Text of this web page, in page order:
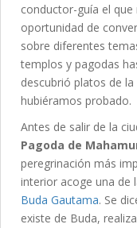
conductor-guía el
oportunidad de
sobre diferentes
templos y pagodas
descubrió platos de
hubiéramos probado.
Antes de salir de la
Pagoda de
peregrinación más
interior acoge una de
Buda Gautama. Se
existe de Buda,